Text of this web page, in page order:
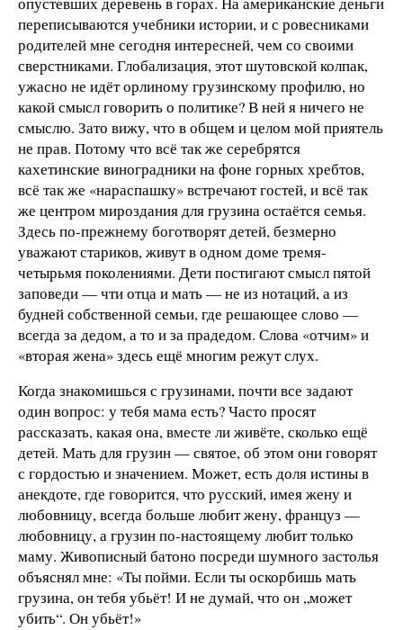
переписываются учебники истории, и с ровесниками
родителей мне сегодня интересней, чем со своими
сверстниками. Глобализация, этот шутовской колпак,
ужасно не идёт орлиному грузинскому профилю, но
какой смысл говорить о политике? В ней я ничего не
смыслю. Зато вижу, что в общем и целом мой приятель
не прав. Потому что всё так же серебрятся
кахетинские виноградники на фоне горных хребтов,
всё так же «нараспашку» встречают гостей, и всё так
же центром мироздания для грузина остаётся семья.
Здесь по-прежнему боготворят детей, безмерно
уважают стариков, живут в одном доме тремя-
четырьмя поколениями. Дети постигают смысл пятой
заповеди — чти отца и мать — не из нотаций, а из
будней собственной семьи, где решающее слово —
всегда за дедом, а то и за прадедом. Слова «отчим» и
«вторая жена» здесь ещё многим режут слух.
Когда знакомишься с грузинами, почти все задают
один вопрос: у тебя мама есть? Часто просят
рассказать, какая она, вместе ли живёте, сколько ещё
детей. Мать для грузин — святое, об этом они говорят
с гордостью и значением. Может, есть доля истины в
анекдоте, где говорится, что русский, имея жену и
любовницу, всегда больше любит жену, француз —
любовницу, а грузин по-настоящему любит только
маму. Живописный батоно посреди шумного застолья
объяснял мне: «Ты пойми. Если ты оскорбишь мать
грузина, он тебя убьёт! И не думай, что он „может
убить“. Он убьёт!»